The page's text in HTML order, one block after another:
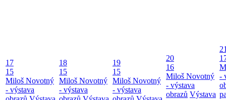
17
15
Miloš Novotný
- výstava
18
15
Miloš Novotný
- výstava
19
15
Miloš Novotný
- výstava
20
16
Miloš Novotný
- výstava
obrazů Výstava
-